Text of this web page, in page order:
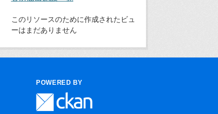
このリソースのために作成されたビュ
ーはまだありません
POWERED BY